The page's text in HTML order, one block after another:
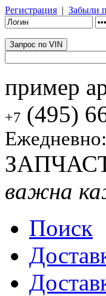
Регистрация | Забыли
Запрос по VIN
пример
+7 (495)
важна
Поиск